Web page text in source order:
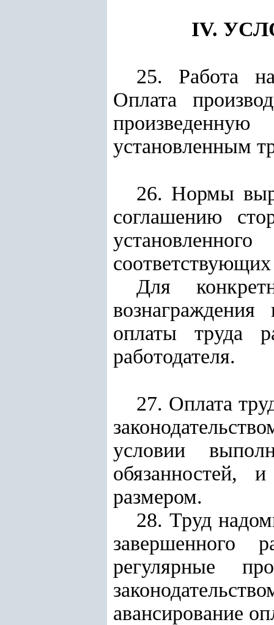
IV.
25. Работа
Оплата
установленным
26. Нормы
соглашению
соответствующих
Для
оплаты труда
работодателя.
27. Оплата
условии
обязанностей,
размером.
28. Труд
завершенного
регулярные
авансирование